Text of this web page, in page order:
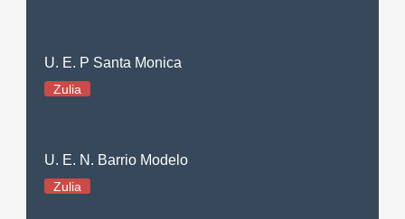
U. E. P Santa Monica
Zulia
U. E. N. Barrio Modelo
Zulia